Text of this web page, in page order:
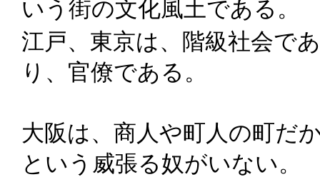
いう街の文化風土である。
江戸、東京は、階級社会で
り、官僚である。
大阪は、商人や町人の町だ
という威張る奴がいない。